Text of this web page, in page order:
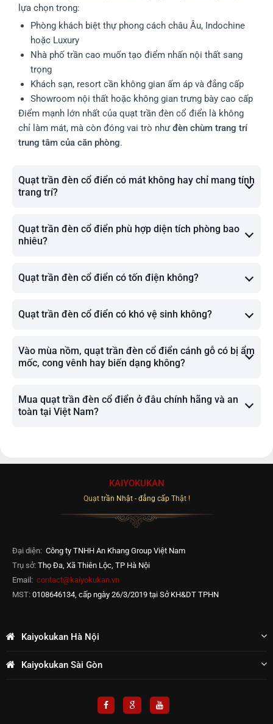
lựa chọn trong:
Phòng khách biệt thự phong cách châu Âu, Indochine
hoặc Luxury
Nhà phố trần cao muốn tạo điểm nhấn nội thất sang
trọng
Khách sạn, resort cần không gian ấm áp và đẳng cấp
Showroom nội thất hoặc không gian trưng bày cao cấp
Điểm mạnh lớn nhất của quạt trần đèn cổ điển là không
chỉ làm mát, mà còn đóng vai trò nhưđèn chùm trang trí
trung tâm của căn phòng.
Quạt trần đèn cổ điển có mát không hay chỉ mang tính
trang trí?
Quạt trần đèn cổ điển phù hợp diện tích phòng bao
nhiêu?
Quạt trần đèn cổ điển có tốn điện không?
Quạt trần đèn cổ điển có khó vệ sinh không?
Vào mùa nồm, quạt trần đèn cổ điển cánh gỗ có bị ẩm
mốc, cong vênh hay biến dạng không?
Mua quạt trần đèn cổ điển ở đâu chính hãng và an
toàn tại Việt Nam?
KAIYOKUKAN
Quạt trần Nhật - đẳng cấp Thật !
Đại diện: Công ty TNHH An Khang Group Việt Nam
Trụ sở: Thọ Đa, Xã Thiên Lộc, TP Hà Nội
Email: contact@kaiyokukan.vn
MST: 0108646134, cấp ngày 26/3/2019 tại Sở KH&DT TPHN
Kaiyokukan Hà Nội
Kaiyokukan Sài Gòn